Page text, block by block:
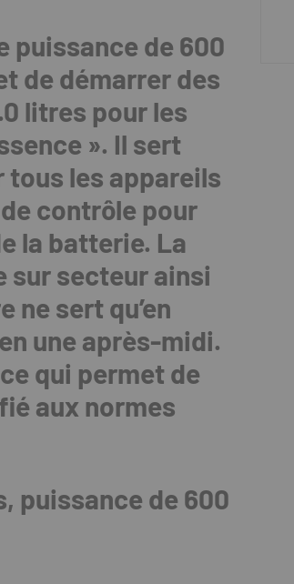
puissance de 600
de démarrer des
litres pour les
». Il sert
les appareils
contrôle pour
la batterie. La
sur secteur ainsi
ne sert qu’en
une après-midi.
qui permet de
aux normes
puissance de 600